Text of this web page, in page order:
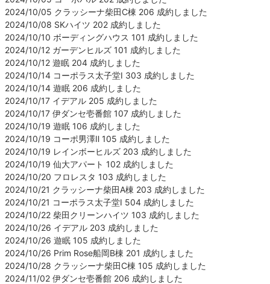
2024/10/05 クラッシーナ柴田C棟 206 成約しました
2024/10/08 SKハイツ 202 成約しました
2024/10/10 ボーディングハウス 101 成約しました
2024/10/12 ガーデンヒルズ 101 成約しました
2024/10/12 遊眠 204 成約しました
2024/10/14 コーポラス太子堂Ⅰ 303 成約しました
2024/10/14 遊眠 206 成約しました
2024/10/17 イデアル 205 成約しました
2024/10/17 伊ダンセ壱番館 107 成約しました
2024/10/19 遊眠 106 成約しました
2024/10/19 コーポ男澤Ⅱ 105 成約しました
2024/10/19 レインボーヒルズ 203 成約しました
2024/10/19 仙大アパート 102 成約しました
2024/10/20 フロレスタ 103 成約しました
2024/10/21 クラッシーナ柴田A棟 203 成約しました
2024/10/21 コーポラス太子堂Ⅰ 504 成約しました
2024/10/22 柴田クリーンハイツ 103 成約しました
2024/10/26 イデアル 203 成約しました
2024/10/26 遊眠 105 成約しました
2024/10/26 Prim Rose船岡B棟 201 成約しました
2024/10/28 クラッシーナ柴田C棟 105 成約しました
2024/11/02 伊ダンセ壱番館 206 成約しました